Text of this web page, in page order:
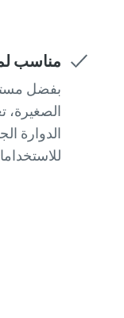
مناسب
بفضل
الصغيرة،